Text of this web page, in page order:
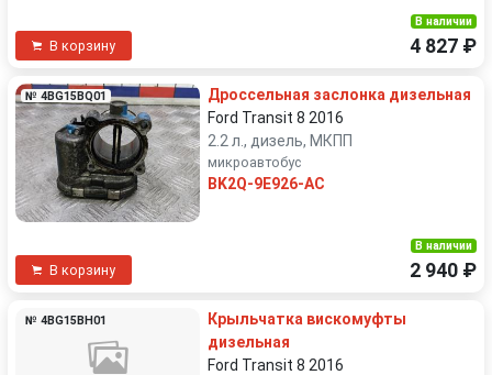
В корзину
В наличии
4 827 ₽
№ 4BG15BQ01
Дроссельная заслонка дизельная
Ford Transit 8 2016
2.2 л., дизель, МКПП
микроавтобус
BK2Q-9E926-AC
В корзину
В наличии
2 940 ₽
№ 4BG15BH01
Крыльчатка вискомуфты
дизельная
Ford Transit 8 2016